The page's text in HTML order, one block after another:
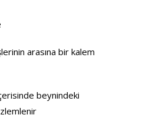
arasına bir kalem
beynindeki